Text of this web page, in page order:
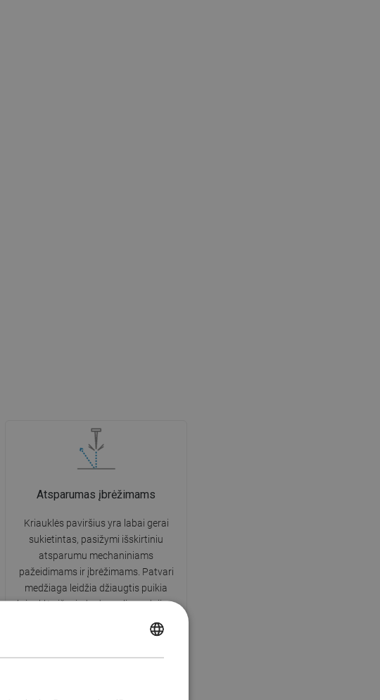
Atsparumas įbrėžimams
Kriauklės paviršius yra labai gerai
sukietintas, pasižymi išskirtiniu
atsparumu mechaniniams
pažeidimams ir įbrėžimams. Patvari
medžiaga leidžia džiaugtis puikia
kriauklės išvaizda daugelį naudojimo